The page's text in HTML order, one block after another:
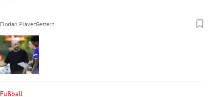
Florian PlavecGestern
Fußball